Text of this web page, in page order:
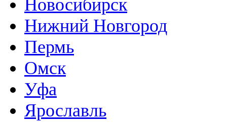
Новосибирск
Нижний Новгород
Пермь
Омск
Уфа
Ярославль